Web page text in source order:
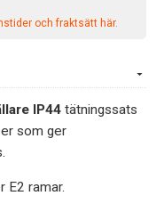
och fraktsätt här.
IP44 tätningssats
som ger
E2 ramar.